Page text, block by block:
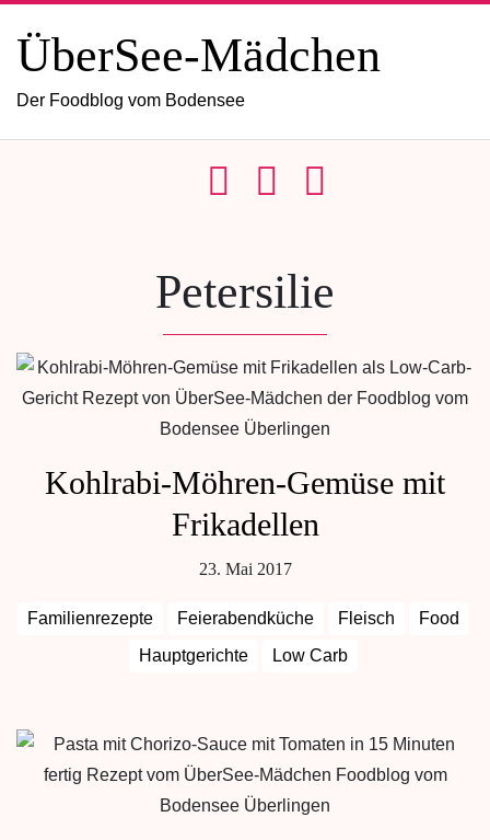
ÜberSee-Mädchen
Der Foodblog vom Bodensee
Petersilie
Kohlrabi-Möhren-Gemüse mit
Frikadellen
23. Mai 2017
Familienrezepte Feierabendküche Fleisch
Food
Hauptgerichte
Low Carb